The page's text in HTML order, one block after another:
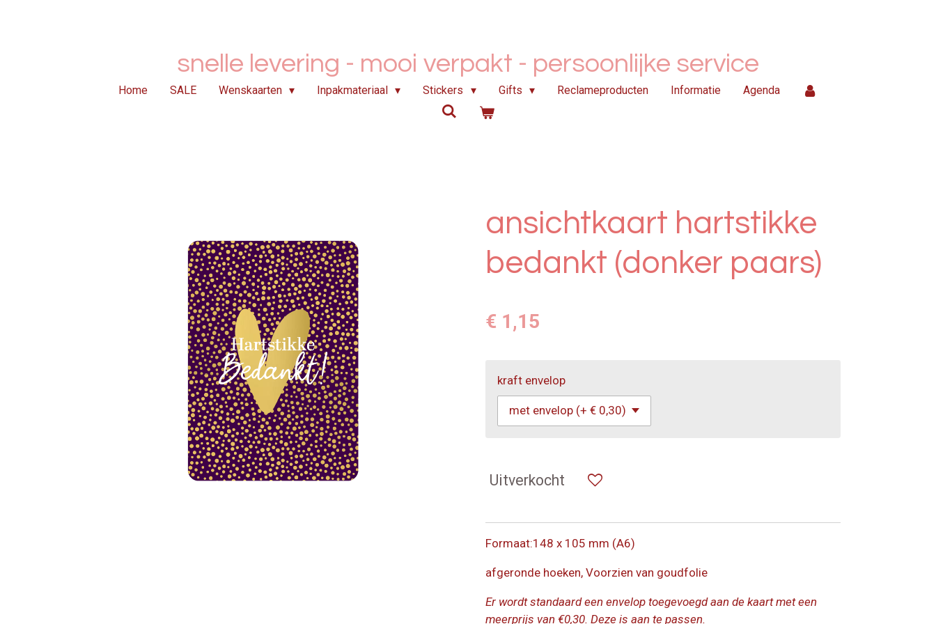
snelle levering - mooi verpakt - persoonlijke service
Home SALE Wenskaarten Inpakmateriaal Stickers Gifts Reclameproducten Informatie Agenda
ansichtkaart hartstikke
bedankt (donker paars)
€ 1,15
kraft envelop
Uitverkocht
Formaat:148 x 105 mm (A6)
afgeronde hoeken, Voorzien van goudfolie
Er wordt standaard een envelop toegevoegd aan de kaart met een
meerprijs van €0,30. Deze is aan te passen.